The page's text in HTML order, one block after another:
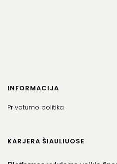
KARJERA ŠIAULIUOSE
INFORMACIJA
Privatumo politika